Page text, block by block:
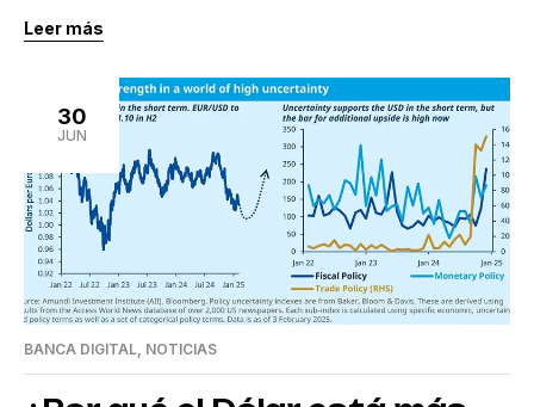
un auge tecnológico sin precedentes y por acuerdos
comerciales estratégicos. La llegada a estos hitos
refleja una culminación de la recuperación desde un
casi mercado bajista en abril de 2025. Más allá […]
Leer más
30
JUN
BANCA DIGITAL, NOTICIAS